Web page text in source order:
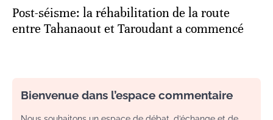
Post-séisme: la réhabilitation de la route
entre Tahanaout et Taroudant a commencé
Bienvenue dans l’espace commentaire